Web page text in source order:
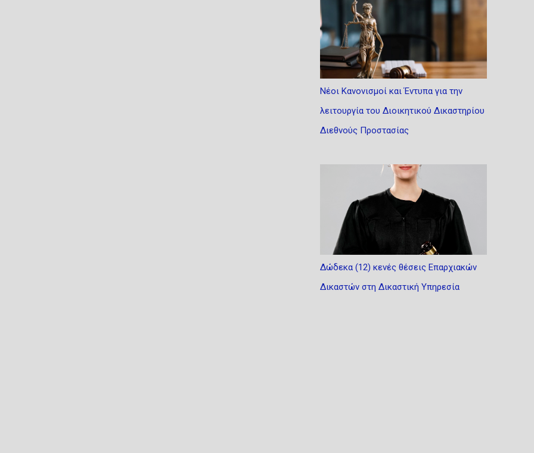
Νέοι Κανονισμοί και Έντυπα για την
λειτουργία του Διοικητικού Δικαστηρίου
Διεθνούς Προστασίας
Δώδεκα (12) κενές θέσεις Επαρχιακών
Δικαστών στη Δικαστική Υπηρεσία